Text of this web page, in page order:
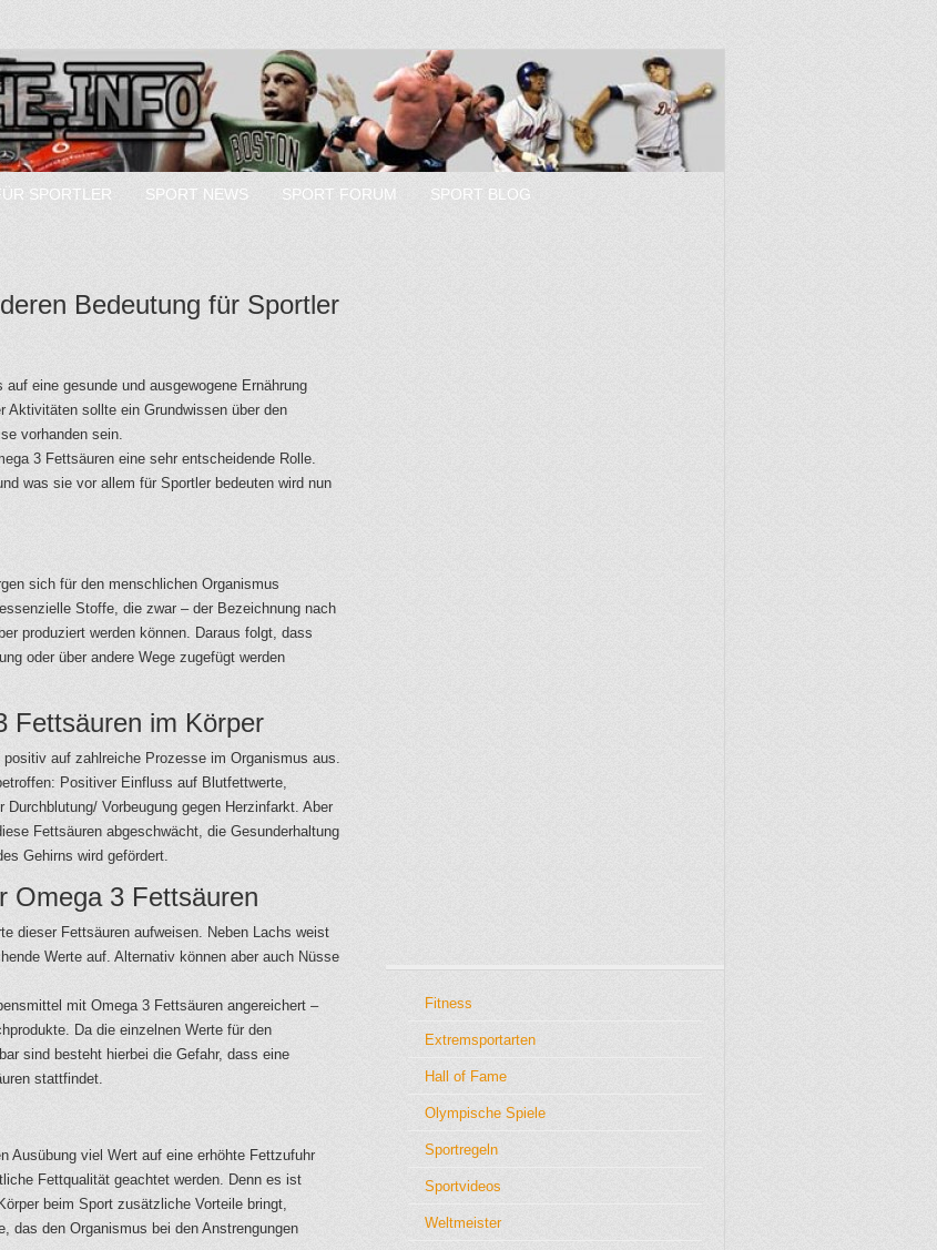
SPORTLER SPORT NEWS SPORT FORUM SPORT BLOG
Bedeutung für Sportler
eine gesunde und ausgewogene Ernährung
Aktivitäten sollte ein Grundwissen über den
vorhanden sein.
3 Fettsäuren eine sehr entscheidende Rolle.
was sie vor allem für Sportler bedeuten wird nun
sich für den menschlichen Organismus
Stoffe, die zwar – der Bezeichnung nach
produziert werden können. Daraus folgt, dass
oder über andere Wege zugefügt werden
Fettsäuren im Körper
auf zahlreiche Prozesse im Organismus aus.
Positiver Einfluss auf Blutfettwerte,
Vorbeugung gegen Herzinfarkt. Aber
Fettsäuren abgeschwächt, die Gesunderhaltung
Gehirns wird gefördert.
Omega 3 Fettsäuren
dieser Fettsäuren aufweisen. Neben Lachs weist
Werte auf. Alternativ können aber auch Nüsse
mit Omega 3 Fettsäuren angereichert –
Da die einzelnen Werte für den
sind besteht hierbei die Gefahr, dass eine
stattfindet.
Ausübung viel Wert auf eine erhöhte Fettzufuhr
Fettqualität geachtet werden. Denn es ist
beim Sport zusätzliche Vorteile bringt,
das den Organismus bei den Anstrengungen
Fitness
Extremsportarten
Hall of Fame
Olympische Spiele
Sportregeln
Sportvideos
Weltmeister